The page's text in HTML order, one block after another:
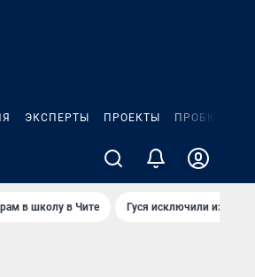
ЭКСПЕРТЫ ПРОЕКТЫ ПРОБКИ
в школу в Чите Гуся исключили из